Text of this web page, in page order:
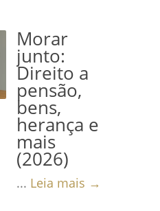
Morar
junto:
Direito a
pensão,
bens,
herança e
mais
(2026)
... Leia mais →